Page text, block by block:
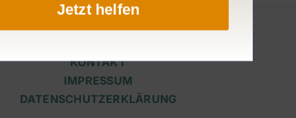
KONTAKT
IMPRESSUM
DATENSCHUTZERKLÄRUNG
Jetzt helfen